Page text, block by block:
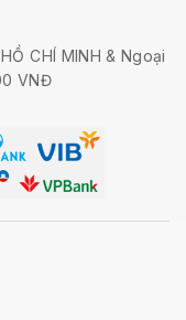
CHÍ MINH & Ngoại
VNĐ